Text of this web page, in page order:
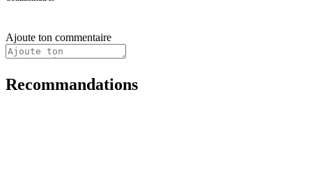
Ajoute ton commentaire
Recommandations